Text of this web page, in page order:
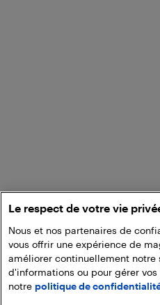
Ajouter
Le respect de votre vie
Nous et nos partenaires de
vous offrir une expérience de
améliorer continuellement notre
d'informations ou pour gérer
notre politique de